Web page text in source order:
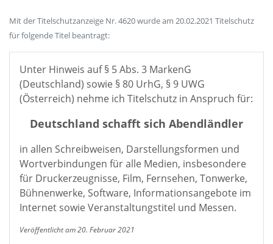
Mit der Titelschutzanzeige Nr. 4620 wurde am 20.02.2021 Titelschutz
für folgende Titel beantragt:
Unter Hinweis auf § 5 Abs. 3 MarkenG
(Deutschland) sowie § 80 UrhG, § 9 UWG
(Österreich) nehme ich Titelschutz in Anspruch für:
Deutschland schafft sich Abendländler
in allen Schreibweisen, Darstellungsformen und
Wortverbindungen für alle Medien, insbesondere
für Druckerzeugnisse, Film, Fernsehen, Tonwerke,
Bühnenwerke, Software, Informationsangebote im
Internet sowie Veranstaltungstitel und Messen.
Veröffentlicht am 20. Februar 2021